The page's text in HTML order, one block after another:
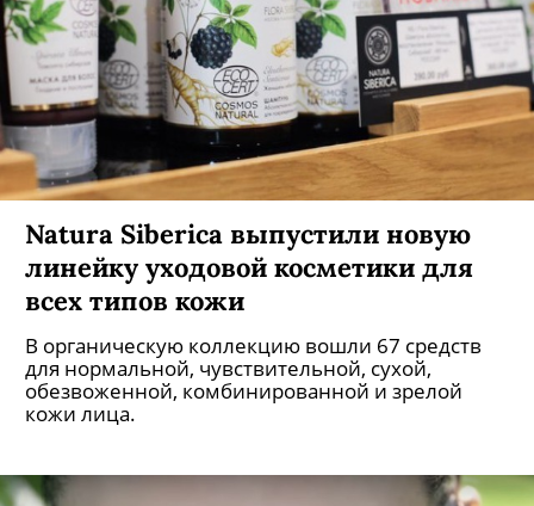
Natura Siberica выпустили новую
линейку уходовой косметики для
всех типов кожи
В органическую коллекцию вошли 67 средств
для нормальной, чувствительной, сухой,
обезвоженной, комбинированной и зрелой
кожи лица.